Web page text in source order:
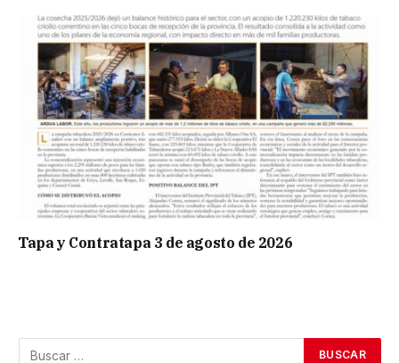
Tapa y Contratapa 3 de agosto de 2026